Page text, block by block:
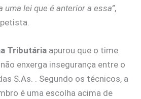
uma lei que é anterior a essa”,
Tributária apurou que o time
enxerga insegurança entre o
S.As. . Segundo os técnicos, a
é uma escolha acima de